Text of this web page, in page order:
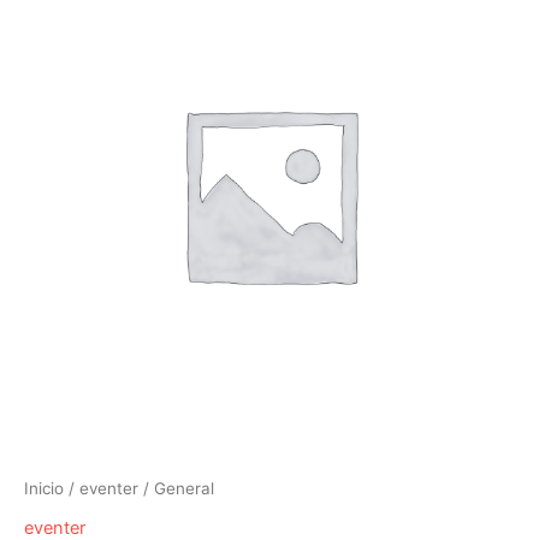
Inicio / eventer / General
eventer